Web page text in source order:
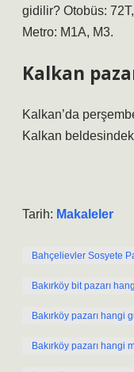
gidilir? Otobüs:
Metro: M1A, M3.
Kalkan
Kalkan’da
Kalkan
Tarih: Makaleler
Bahçelievler Sosyete
Bakırköy bit pazarı
Bakırköy pazarı hangi
Bakırköy pazarı hangi